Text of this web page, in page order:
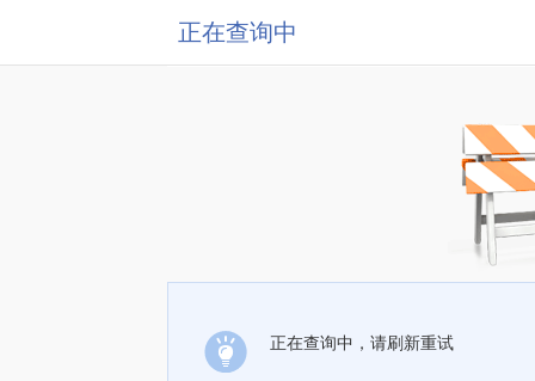
正在查询中
正在查询中，请刷新重试